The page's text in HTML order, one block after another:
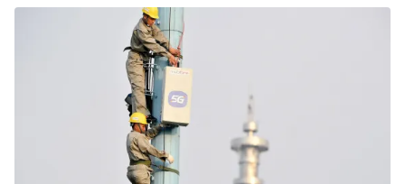
Email:toasoan@vtv.vn
Liên hệ quảng cáo:024-7300.7108